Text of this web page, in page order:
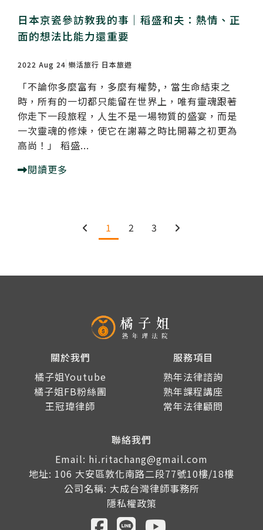
日本京瓷參訪教我的事｜稻盛和夫：熱情、正
面的想法比能力還重要​
2022 Aug 24 樂活旅行 日本旅遊
「不論你多麼富有，多麼有權勢,，當生命結束之
時，所有的一切都只能留在世界上，唯有靈魂跟著
你走下一段旅程，人生不是一場物質的盛宴，而是
一次靈魂的修煉，使它在謝幕之時比開幕之初更為
高尚！」 稻盛...
閱讀更多
1 2 3
關於我們
橘子姐Youtube
橘子姐FB粉絲團
王冠瑋律師
服務項目
熟年法律諮詢
熟年課程講座
常年法律顧問
聯絡我們
Email: hi.ritachang@gmail.com
地址: 106 大安區敦化南路二段77號10樓/18樓
公司名稱: 大成台灣律師事務所
隱私權政策